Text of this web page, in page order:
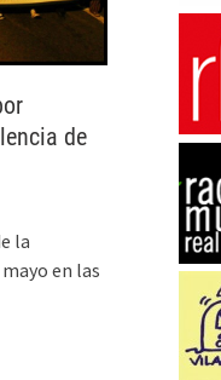
de
la
en las